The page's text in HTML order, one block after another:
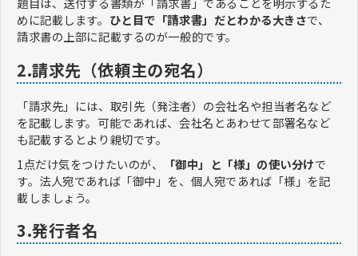
めに記載します。 ひと目で「請求書」だとわかる大きさで、
請求書の上部に記載するのが一般的です。
2.請求先（依頼主の宛名）
「請求先」には、取引先（発注者）の会社名や担当者名など
を記載します。可能であれば、会社名とあわせて部署名など
も記載するとより親切です。
1点だけ気をつけたいのが、
「御中」と「様」の使い分けで
す。法人宛であれば「御中」を、個人宛であれば「様」を記
載しましょう。
3.発行者名